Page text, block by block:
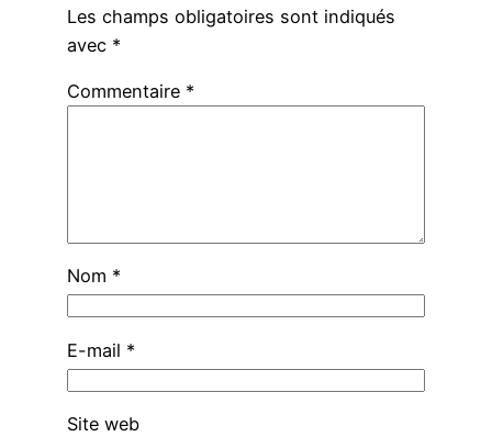
Les champs obligatoires sont indiqués
avec *
Commentaire *
Nom *
E-mail *
Site web